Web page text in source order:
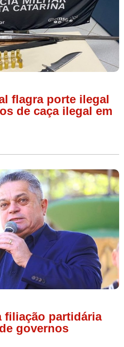
flagra porte ilegal
de caça ilegal em
filiação partidária
governos